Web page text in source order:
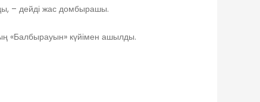
– дейді жас домбырашы.
«Балбырауын» күйімен ашылды.